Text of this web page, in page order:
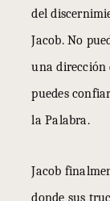
del
Jacob. No
una dirección
puedes
la Palabra.
Jacob
donde sus